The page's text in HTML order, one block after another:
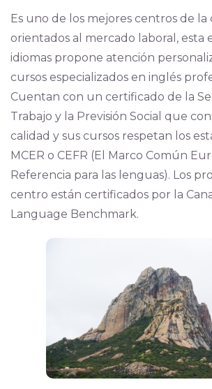
Es uno de los mejores centros de la
orientados al mercado laboral, esta
idiomas propone atención
cursos especializados en inglés
Cuentan con un certificado de la
Trabajo y la Previsión Social que
calidad y sus cursos respetan los
MCER o CEFR (El Marco Común
Referencia para las lenguas). Los
centro están certificados por la
Language Benchmark.